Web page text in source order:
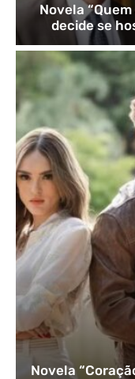
Novela
decide se
Novela